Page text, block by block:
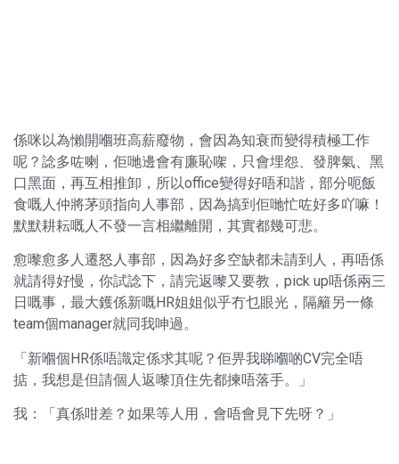
係咪以為懶開嗰班高薪廢物，會因為知衰而變得積極工作
呢？諗多咗喇，佢哋邊會有廉恥㗎，只會埋怨、發脾氣、黑
口黑面，再互相推卸，所以office變得好唔和諧，部分呃飯
食嘅人仲將茅頭指向人事部，因為搞到佢哋忙咗好多吖嘛！
默默耕耘嘅人不發一言相繼離開，其實都幾可悲。
愈嚟愈多人遷怒人事部，因為好多空缺都未請到人，再唔係
就請得好慢，你試諗下，請完返嚟又要教，pick up唔係兩三
日嘅事，最大鑊係新嘅HR姐姐似乎冇乜眼光，隔籬另一條
team個manager就同我呻過。
「新嗰個HR係唔識定係求其呢？佢畀我睇嗰啲CV完全唔
掂，我想是但請個人返嚟頂住先都揀唔落手。」
我：「真係咁差？如果等人用，會唔會見下先呀？」